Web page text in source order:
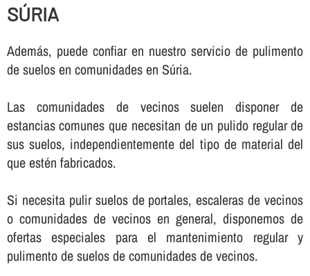
SÚRIA
Además, puede confiar en nuestro servicio de pulimento
de suelos en comunidades en Súria.
Las comunidades de vecinos suelen disponer de
estancias comunes que necesitan de un pulido regular de
sus suelos, independientemente del tipo de material del
que estén fabricados.
Si necesita pulir suelos de portales, escaleras de vecinos
o comunidades de vecinos en general, disponemos de
ofertas especiales para el mantenimiento regular y
pulimento de suelos de comunidades de vecinos.